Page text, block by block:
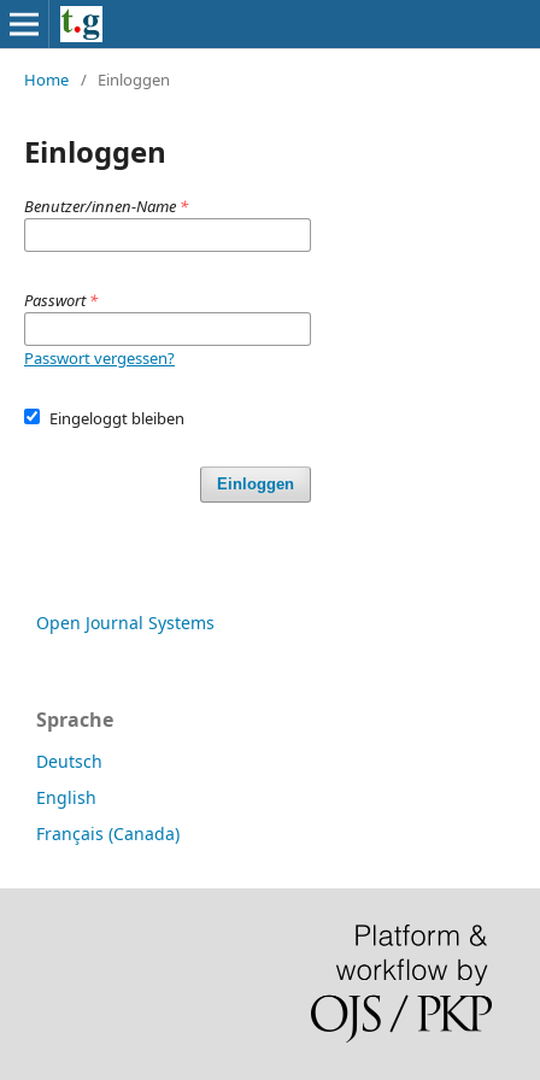
Home / Einloggen
Einloggen
Benutzer/innen-Name *
Passwort*
Passwort vergessen?
Eingeloggt bleiben
Einloggen
Open Journal Systems
Sprache
Deutsch
English
Français (Canada)